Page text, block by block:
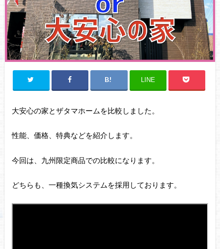
LINE
大安心の家とザタマホームを比較しました。
性能、価格、特典などを紹介します。
今回は、九州限定商品での比較になります。
どちらも、一種換気システムを採用しております。